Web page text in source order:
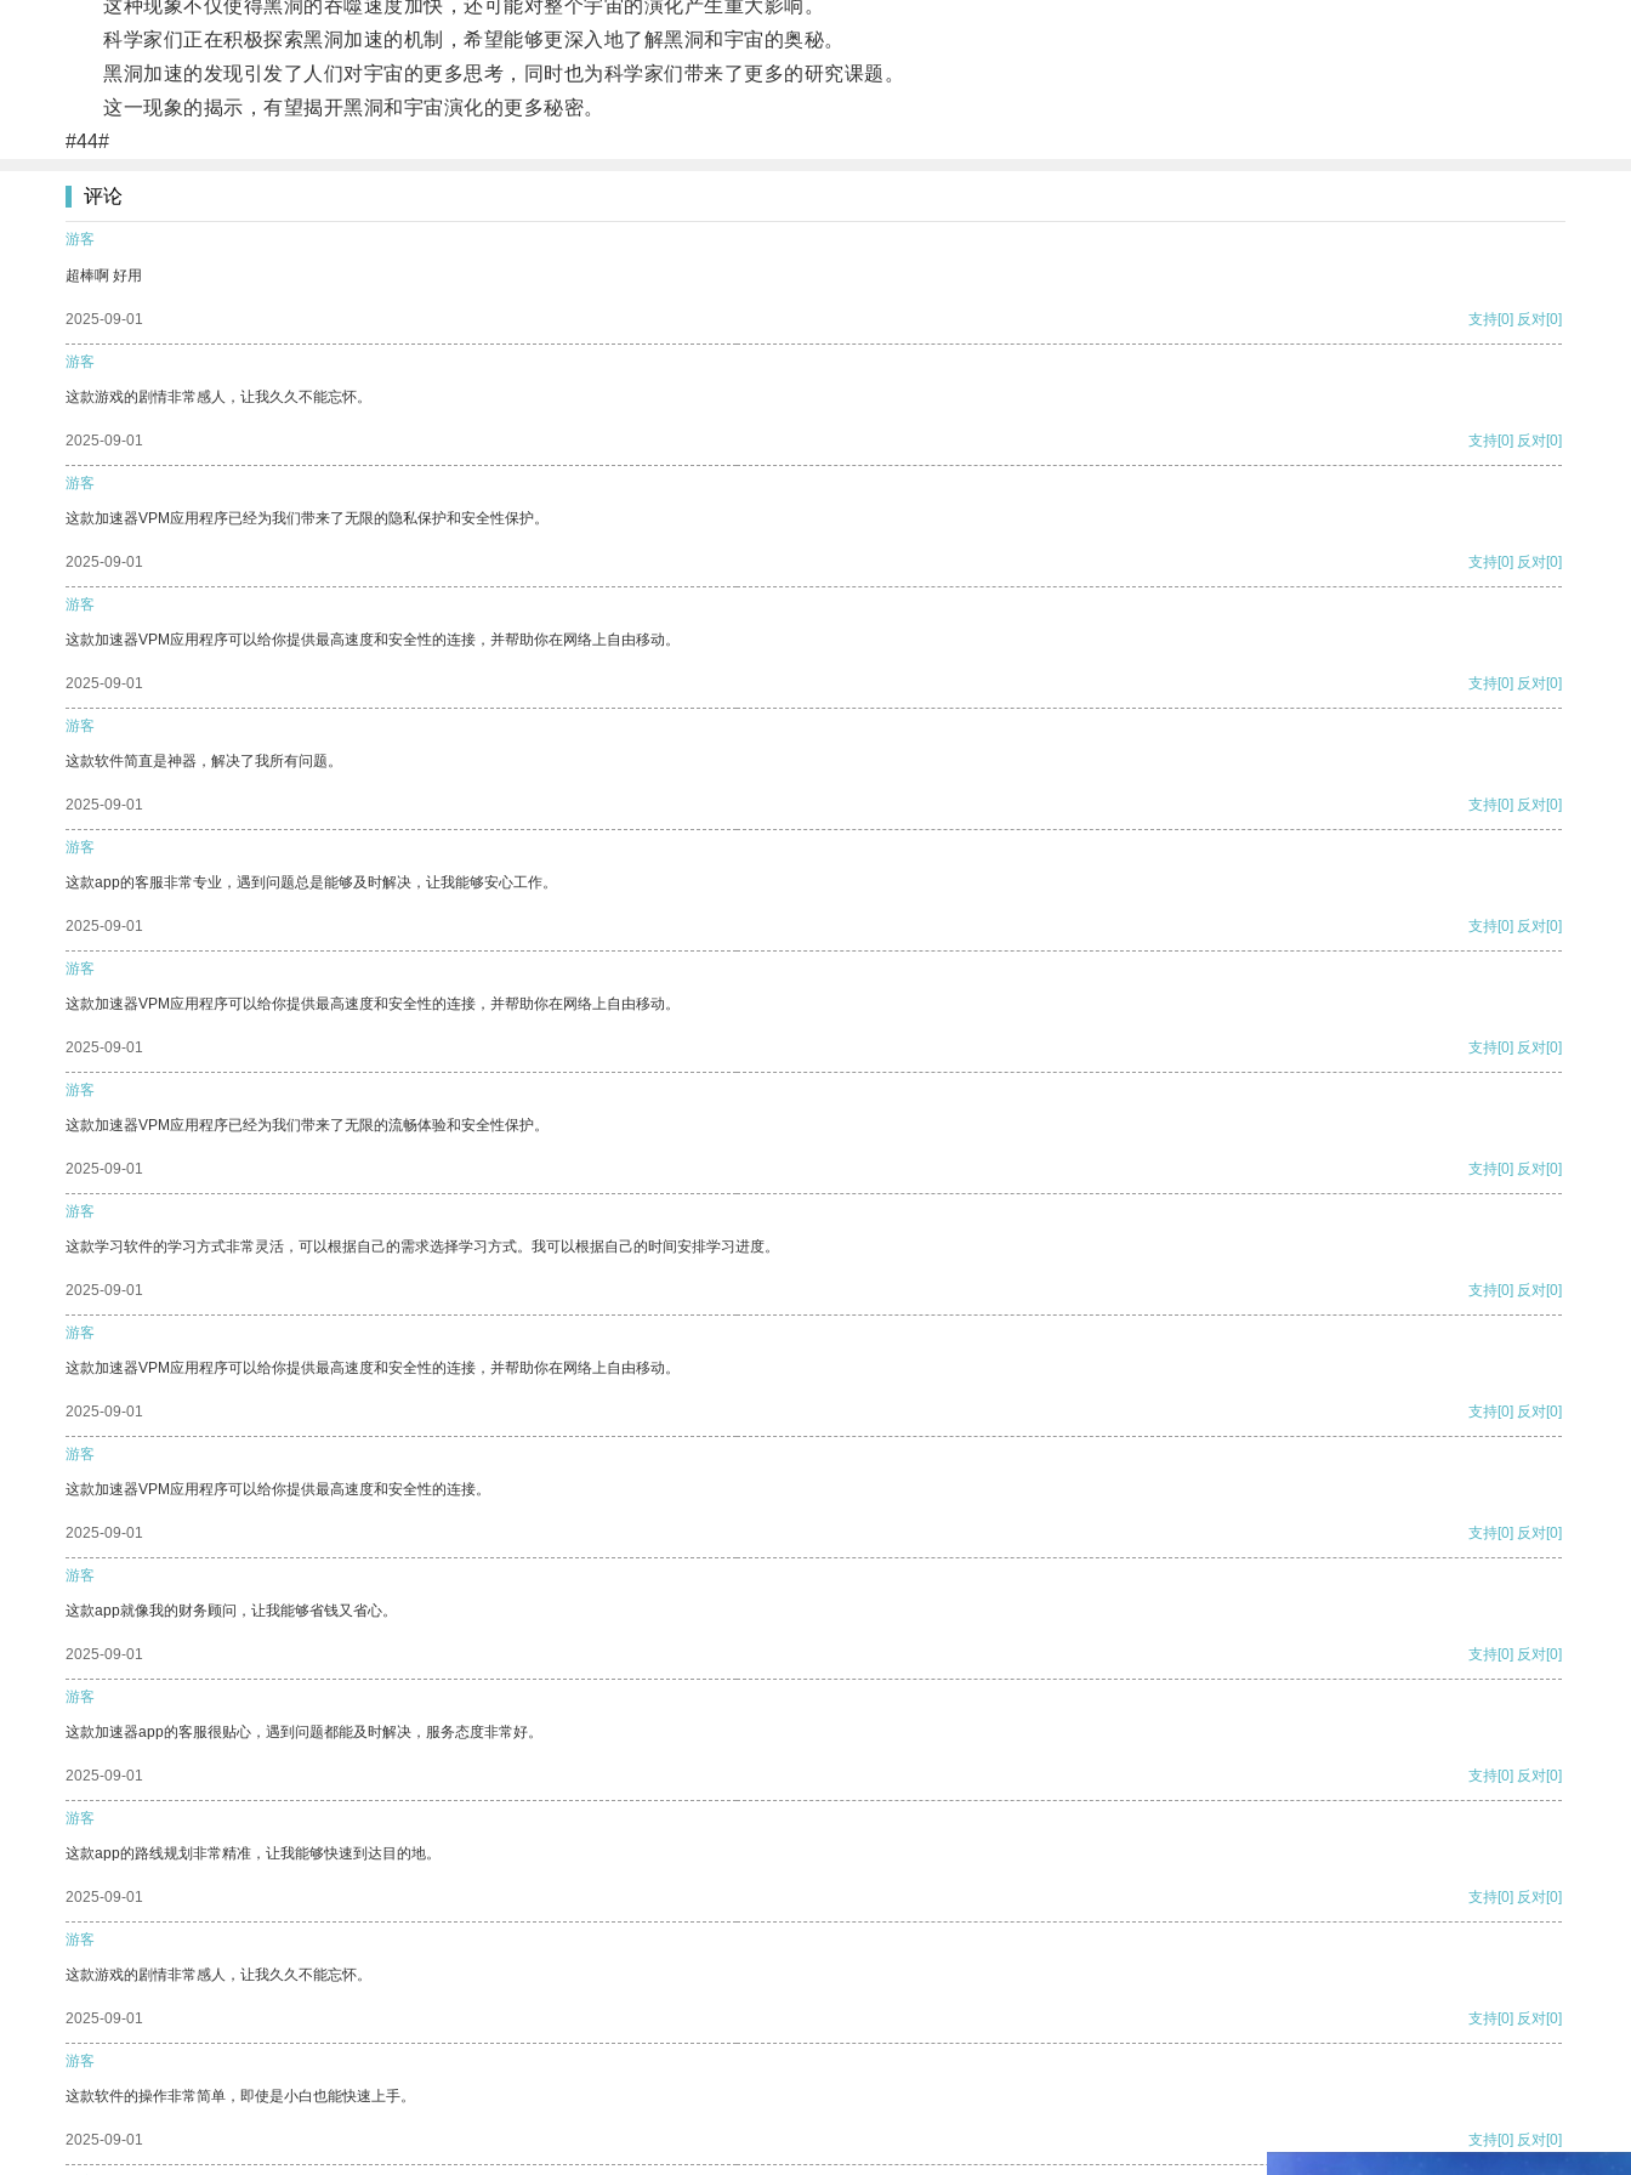
这种现象不仅使得黑洞的吞噬速度加快，还可能对整个宇宙的演化产生重大影响。
科学家们正在积极探索黑洞加速的机制，希望能够更深入地了解黑洞和宇宙的奥秘。
黑洞加速的发现引发了人们对宇宙的更多思考，同时也为科学家们带来了更多的研究课题。
这一现象的揭示，有望揭开黑洞和宇宙演化的更多秘密。
#44#
评论
游客
超棒啊 好用
2025-09-01 支持[0] 反对[0]
游客
这款游戏的剧情非常感人，让我久久不能忘怀。
2025-09-01 支持[0] 反对[0]
游客
这款加速器VPM应用程序已经为我们带来了无限的隐私保护和安全性保护。
2025-09-01 支持[0] 反对[0]
游客
这款加速器VPM应用程序可以给你提供最高速度和安全性的连接，并帮助你在网络上自由移动。
2025-09-01 支持[0] 反对[0]
游客
这款软件简直是神器，解决了我所有问题。
2025-09-01 支持[0] 反对[0]
游客
这款app的客服非常专业，遇到问题总是能够及时解决，让我能够安心工作。
2025-09-01 支持[0] 反对[0]
游客
这款加速器VPM应用程序可以给你提供最高速度和安全性的连接，并帮助你在网络上自由移动。
2025-09-01 支持[0] 反对[0]
游客
这款加速器VPM应用程序已经为我们带来了无限的流畅体验和安全性保护。
2025-09-01 支持[0] 反对[0]
游客
这款学习软件的学习方式非常灵活，可以根据自己的需求选择学习方式。我可以根据自己的时间安排学习进度。
2025-09-01 支持[0] 反对[0]
游客
这款加速器VPM应用程序可以给你提供最高速度和安全性的连接，并帮助你在网络上自由移动。
2025-09-01 支持[0] 反对[0]
游客
这款加速器VPM应用程序可以给你提供最高速度和安全性的连接。
2025-09-01 支持[0] 反对[0]
游客
这款app就像我的财务顾问，让我能够省钱又省心。
2025-09-01 支持[0] 反对[0]
游客
这款加速器app的客服很贴心，遇到问题都能及时解决，服务态度非常好。
2025-09-01 支持[0] 反对[0]
游客
这款app的路线规划非常精准，让我能够快速到达目的地。
2025-09-01 支持[0] 反对[0]
游客
这款游戏的剧情非常感人，让我久久不能忘怀。
2025-09-01 支持[0] 反对[0]
游客
这款软件的操作非常简单，即使是小白也能快速上手。
2025-09-01 支持[0] 反对[0]